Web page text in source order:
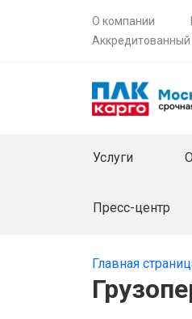
О компании
Аккредитованный
Услуги
Пресс-центр
Главная